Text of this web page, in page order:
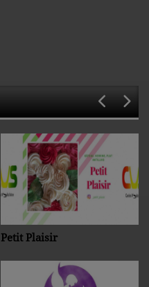
Petit Plaisir